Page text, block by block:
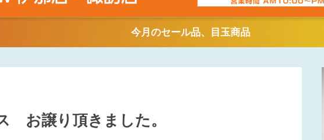
今月のセール品、目玉商品
お譲り頂きました。